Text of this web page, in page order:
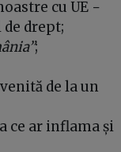
cu UE −
drept;
;
de la un
ce ar inflama și